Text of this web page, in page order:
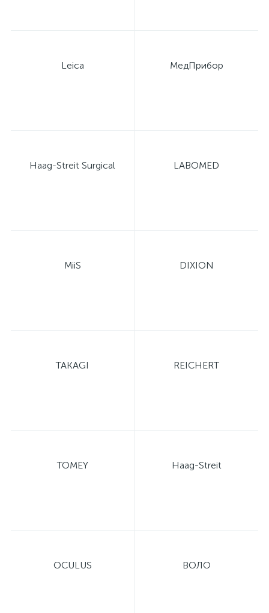
Leica МедПрибор
Haag-Streit Surgical LABOMED
MiiS DIXION
TAKAGI REICHERT
TOMEY Haag-Streit
OCULUS ВОЛО